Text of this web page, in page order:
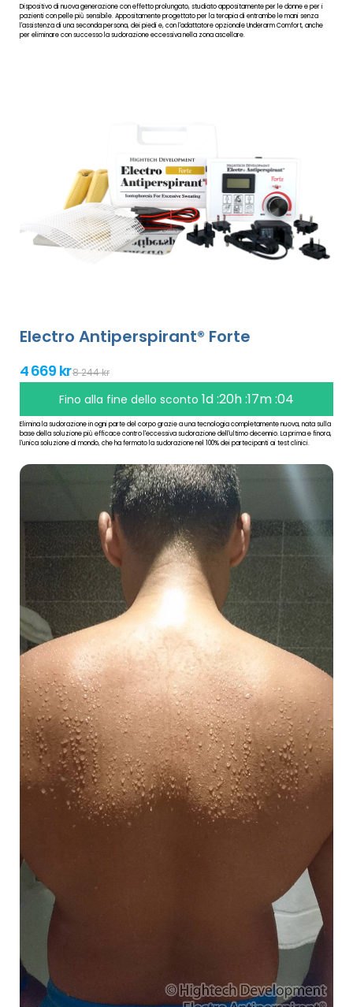
Dispositivo di nuova generazione con effetto prolungato, studiato appositamente per le donne e per i
pazienti con pelle più sensibile. Appositamente progettato per la terapia di entrambe le mani senza
l'assistenza di una seconda persona, dei piedi e, con l'adattatore opzionale Underarm Comfort, anche
per eliminare con successo la sudorazione eccessiva nella zona ascellare.
Electro Antiperspirant® Forte
4 669 kr8 244 kr
Fino alla fine dello sconto1d :20h :17m :03
Elimina la sudorazione in ogni parte del corpo grazie a una tecnologia completamente nuova, nata sulla
base della soluzione più efficace contro l'eccessiva sudorazione dell'ultimo decennio. La prima e finora,
l'unica soluzione al mondo, che ha fermato la sudorazione nel 100% dei partecipanti ai test clinici.